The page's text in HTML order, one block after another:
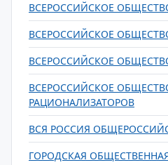
ВСЕРОССИЙСКОЕ
ВСЕРОССИЙСКОЕ
ВСЕРОССИЙСКОЕ
ВСЕРОССИЙСКОЕ
РАЦИОНАЛИЗАТОРОВ
ВСЯ РОССИЯ
ГОРОДСКАЯ